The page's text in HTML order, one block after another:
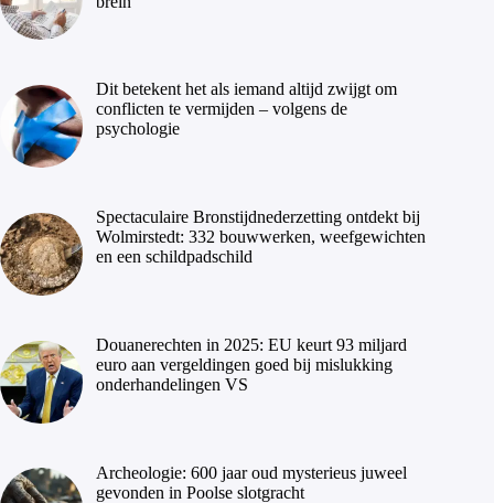
Dit betekent het als iemand altijd zwijgt om
conflicten te vermijden – volgens de
psychologie
Spectaculaire Bronstijdnederzetting ontdekt bij
Wolmirstedt: 332 bouwwerken, weefgewichten
en een schildpadschild
Douanerechten in 2025: EU keurt 93 miljard
euro aan vergeldingen goed bij mislukking
onderhandelingen VS
Archeologie: 600 jaar oud mysterieus juweel
gevonden in Poolse slotgracht